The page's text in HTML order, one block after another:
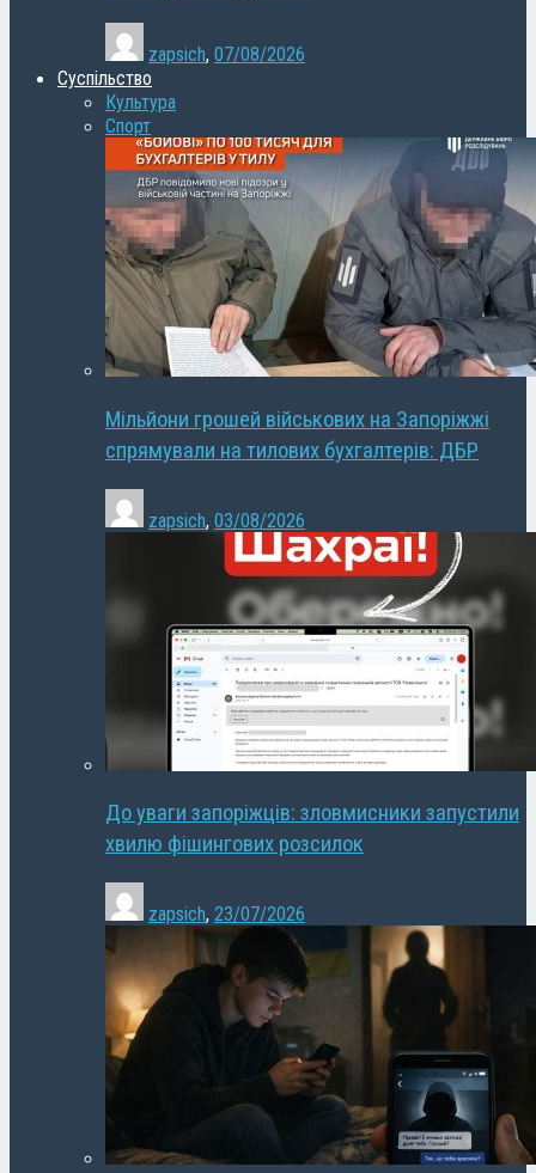
zapsich, 07/08/2026
Суспільство
Культура
Спорт
Мільйони грошей військових на Запоріжжі
спрямували на тилових бухгалтерів: ДБР
zapsich, 03/08/2026
До уваги запоріжців: зловмисники запустили
хвилю фішингових розсилок
zapsich, 23/07/2026